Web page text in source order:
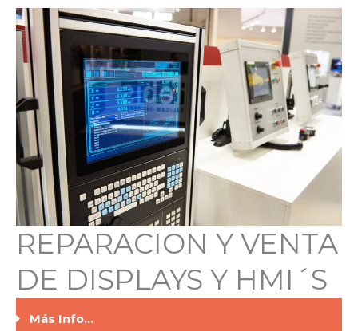
REPARACION Y VENTA
DE DISPLAYS Y HMI´S
Más Info...